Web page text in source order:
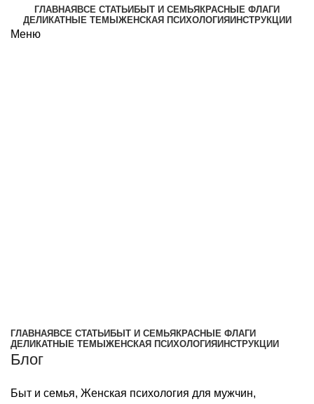
ГЛАВНАЯ ВСЕ СТАТЬИ БЫТ И СЕМЬЯ КРАСНЫЕ ФЛАГИ
ДЕЛИКАТНЫЕ ТЕМЫ ЖЕНСКАЯ ПСИХОЛОГИЯ ИНСТРУКЦИИ
Меню
ГЛАВНАЯ ВСЕ СТАТЬИ БЫТ И СЕМЬЯ КРАСНЫЕ ФЛАГИ
ДЕЛИКАТНЫЕ ТЕМЫ ЖЕНСКАЯ ПСИХОЛОГИЯ ИНСТРУКЦИИ
Блог
Быт и семья, Женская психология для мужчин,